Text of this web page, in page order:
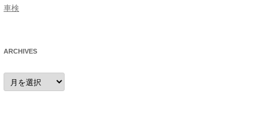
車検
ARCHIVES
archives